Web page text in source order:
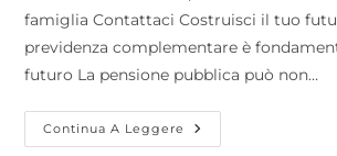
famiglia Contattaci Costruisci il tuo
previdenza complementare è
futuro La pensione pubblica può non…
Continua A Leggere